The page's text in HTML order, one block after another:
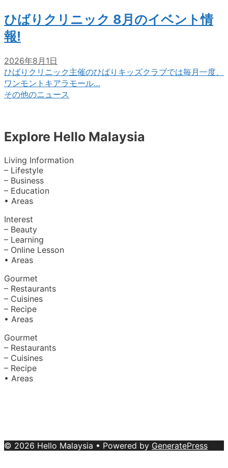
ひばりクリニック 8月のイベント情
報!
2026年8月1日
ひばりクリニック主催のひばりキッズクラブでは毎月一度、
ワンモントキアラモール…
その他のニュース
Explore Hello Malaysia
Living Information
– Lifestyle
– Business
– Education
• Areas
Interest
– Beauty
– Learning
– Online Lesson
• Areas
Gourmet
– Restaurants
– Cuisines
– Recipe
• Areas
Gourmet
– Restaurants
– Cuisines
– Recipe
• Areas
© 2026 Hello Malaysia • Powered by GeneratePress